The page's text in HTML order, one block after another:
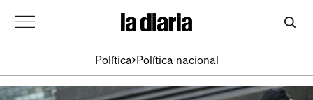
Política Política nacional